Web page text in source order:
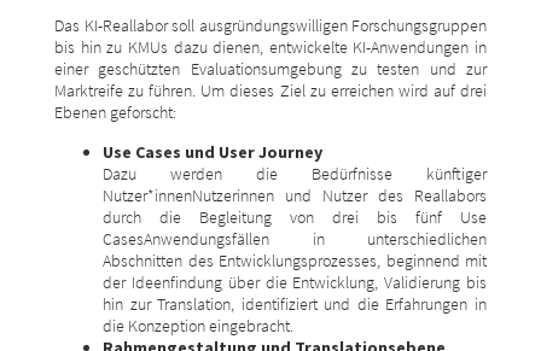
Das KI-Reallabor soll ausgründungswilligen Forschungsgruppen
bis hin zu KMUs dazu dienen, entwickelte KI-Anwendungen in
einer geschützten Evaluationsumgebung zu testen und zur
Marktreife zu führen. Um dieses Ziel zu erreichen wird auf drei
Ebenen geforscht:
Use Cases und User Journey
Dazu werden die Bedürfnisse künftiger
Nutzer*innenNutzerinnen und Nutzer des Reallabors
durch die Begleitung von drei bis fünf Use
CasesAnwendungsfällen in unterschiedlichen
Abschnitten des Entwicklungsprozesses, beginnend mit
der Ideenfindung über die Entwicklung, Validierung bis
hin zur Translation, identifiziert und die Erfahrungen in
die Konzeption eingebracht.